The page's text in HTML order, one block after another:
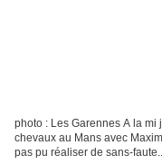
photo : Les Garennes A la
chevaux au Mans avec
pas pu réaliser de sans-